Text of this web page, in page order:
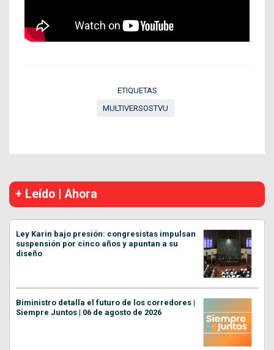
ETIQUETAS
MULTIVERSOSTVU
+ Leído | Ahora
Ley Karin bajo presión: congresistas impulsan
suspensión por cinco años y apuntan a su
diseño
Biministro detalla el futuro de los corredores |
Siempre Juntos | 06 de agosto de 2026